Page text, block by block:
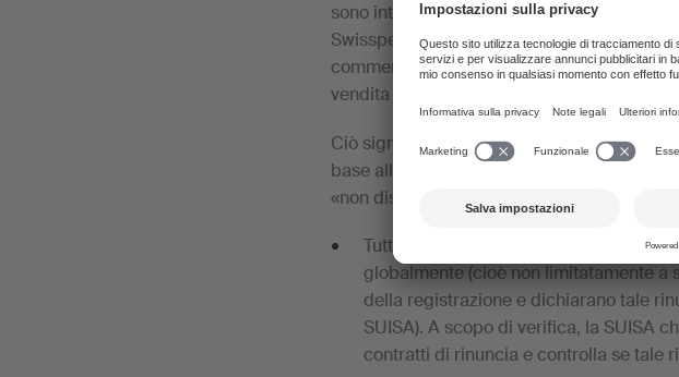
sono integrati nella maggior parte delle
Swissperform o dalla SUISA solo se si
commercio. Le registrazioni musicali
vendita al pubblico (per esempio online),
Ciò significa che dovete in ogni caso
base alla tariffa per i diritti di protezione
«non disponibili in commercio», devono
Tutti gli aventi diritto di una
globalmente (cioè non limitatamente a
della registrazione e dichiarano tale
SUISA). A scopo di verifica, la SUISA
contratti di rinuncia e controlla se tale